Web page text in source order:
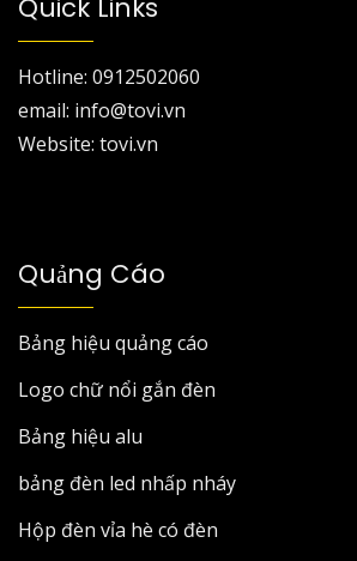
Quick Links
Hotline: 0912502060
email: info@tovi.vn
Website: tovi.vn
Quảng Cáo
Bảng hiệu quảng cáo
Logo chữ nổi gắn đèn
Bảng hiệu alu
bảng đèn led nhấp nháy
Hộp đèn vỉa hè có đèn